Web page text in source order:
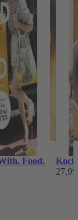
Food.